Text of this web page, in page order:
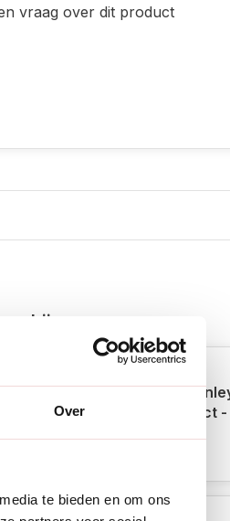
Over
te bieden en om ons
vraag over dit product
erbij
Smart Garden Products
Tuinklok 3 in 1 - Koper-effect